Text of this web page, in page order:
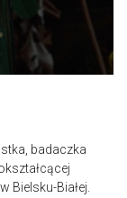
badaczka
Bielsku-Białej.